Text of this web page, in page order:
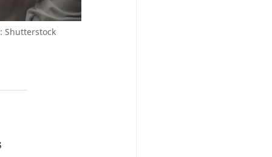
Shutterstock